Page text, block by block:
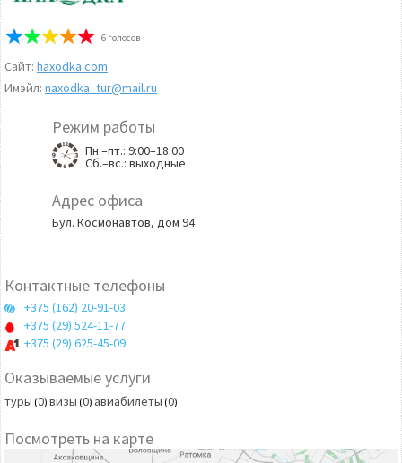
6 голосов
Сайт: haxodka.com
Имэйл: naxodka_tur@mail.ru
Режим работы
Пн.–пт.: 9:00–18:00
Сб.–вс.: выходные
Адрес офиса
Бул. Космонавтов, дом 94
Контактные телефоны
+375 (162) 20-91-03
+375 (29) 524-11-77
+375 (29) 625-45-09
Оказываемые услуги
туры (0) визы (0) авиабилеты (0)
Посмотреть на карте